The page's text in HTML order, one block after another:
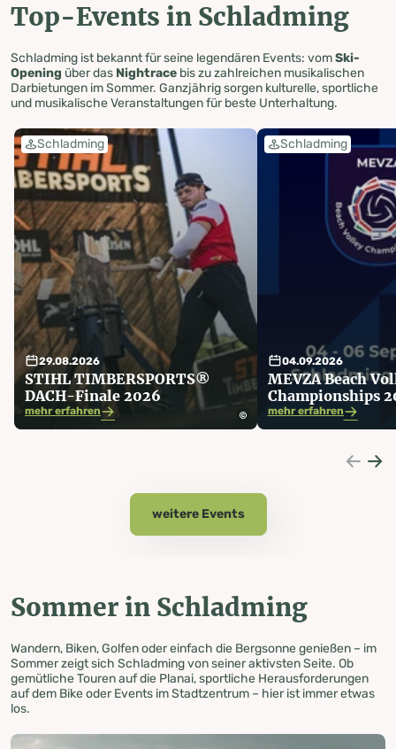
Top-Events in Schladming
Schladming ist bekannt für seine legendären Events: vomSki-
Opening über das Nightrace bis zu zahlreichen musikalischen
Darbietungen im Sommer. Ganzjährig sorgen kulturelle, sportliche
und musikalische Veranstaltungen für beste Unterhaltung.
Schladming
29.08.2026
STIHL TIMBERSPORTS®
DACH-Finale 2026
mehr erfahren
Schladming
04.09.2026
MEVZA Beach
Championships
mehr erfahren
weitere Events
Sommer in Schladming
Wandern, Biken, Golfen oder einfach die Bergsonne genießen – im
Sommer zeigt sich Schladming von seiner aktivsten Seite. Ob
gemütliche Touren auf die Planai, sportliche Herausforderungen
auf dem Bike oder Events im Stadtzentrum – hier ist immer etwas
los.